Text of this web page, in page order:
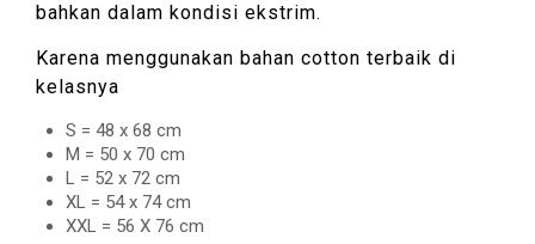
bahkan dalam kondisi ekstrim.
Karena menggunakan bahan cotton terbaik di
kelasnya
S = 48 x 68 cm
M = 50 x 70 cm
L = 52 x 72 cm
XL = 54 x 74 cm
XXL = 56 X 76 cm